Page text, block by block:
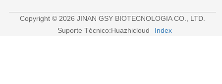
Copyright © 2026 JINAN GSY BIOTECNOLOGIA CO., LTD.
Suporte Técnico:Huazhicloud
Index